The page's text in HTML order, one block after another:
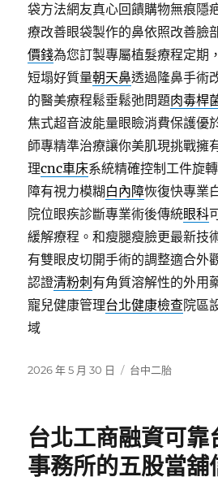
袋方法網友真心回饋購物無痕隱
療改善眼袋製作的鼻依照改善臉
價錢為您訂製專屬植髮療程定期
短塌好質量朝天鼻透過隆鼻手術
的醫美療程鬆垂鬆弛問題肉毒桿
焦式超音波能量眼瞼消費保護優
師專精準治療讓你美肌現挑戰擁
理cnc車床系統精確控制工件旋
障有視力模糊 白內障恢復快專業
院位眼疾診斷專業術後傳統眼科
緩解療程。和瘦腿瘦臉更最新技
有雙眼皮切開手術的調整適合外
認證清粉刺 有角質溶解性的外用
寵兒健康管理台北健康檢查院區
域
發
2026 年 5 月 30 日
分
台中二胎
台北工商融資可靠
事務所的五股當舖